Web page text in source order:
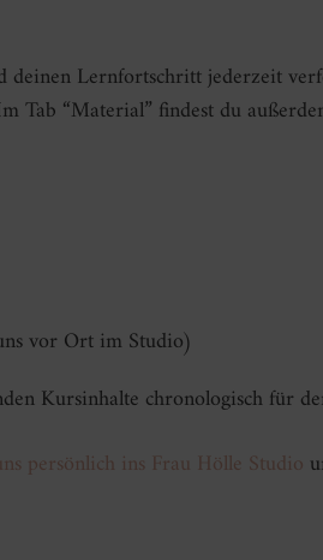
Lernfortschritt jederzeit
Tab “Material” findest du
vor Ort im Studio)
Kursinhalte chronologisch für
persönlich ins Frau Hölle Studio